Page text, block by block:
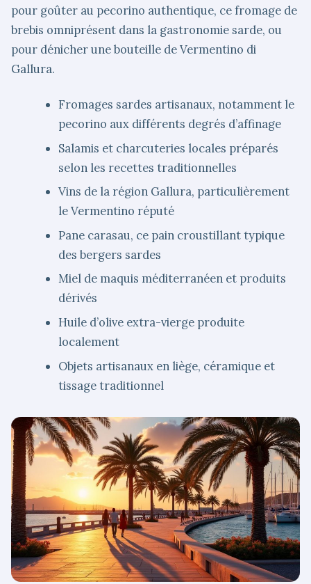
pour goûter au pecorino authentique, ce fromage de
brebis omniprésent dans la gastronomie sarde, ou
pour dénicher une bouteille de Vermentino di
Gallura.
Fromages sardes artisanaux, notamment le
pecorino aux différents degrés d’affinage
Salamis et charcuteries locales préparés
selon les recettes traditionnelles
Vins de la région Gallura, particulièrement
le Vermentino réputé
Pane carasau, ce pain croustillant typique
des bergers sardes
Miel de maquis méditerranéen et produits
dérivés
Huile d’olive extra-vierge produite
localement
Objets artisanaux en liège, céramique et
tissage traditionnel